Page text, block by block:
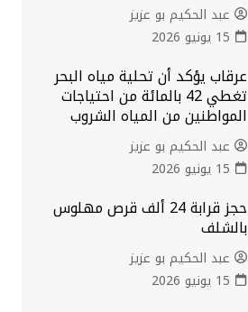
عبد الحكيم بو عزيز
15 يونيو 2026
عرقاب يؤكد أن تحلية مياه البحر
تغطي 42 بالمائة من احتياجات
المواطنين من المياه الشروب
عبد الحكيم بو عزيز
15 يونيو 2026
حجز قرابة 24 ألف قرص مهلوس
بالشلف
عبد الحكيم بو عزيز
15 يونيو 2026